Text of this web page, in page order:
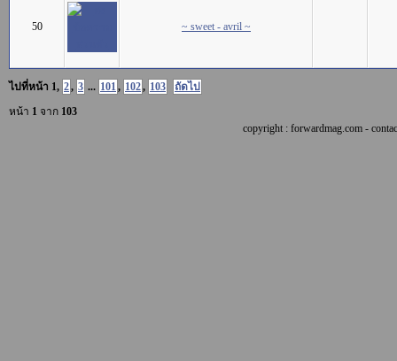
50 ~ sweet - avril ~
ไปที่หน้า 1, 2, 3 ... 101, 102, 103
ถัดไป
หน้า 1 จาก 103
copyright : forwardmag.com -